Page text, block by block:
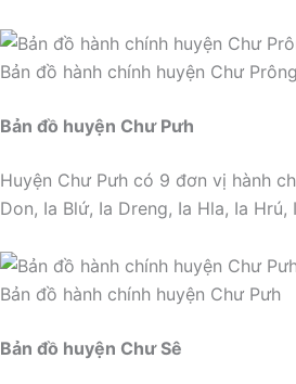
Bản đồ hành chính huyện Chư Prông
Bản đồ huyện Chư Pưh
Huyện Chư Pưh có 9 đơn vị hành
Don, Ia Blứ, Ia Dreng, Ia Hla, Ia Hrú,
Bản đồ hành chính huyện Chư Pưh
Bản đồ huyện Chư Sê